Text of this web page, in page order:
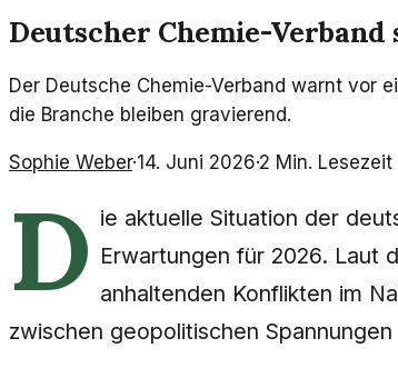
Deutscher Chemie-
Der Deutsche Chemie-Verband warnt vor
die Branche bleiben gravierend.
Sophie Weber·14. Juni 2026·2 Min. Lesezeit
D ie aktuelle Situation der
Erwartungen für 2026. Laut
anhaltenden Konflikten im
zwischen geopolitischen